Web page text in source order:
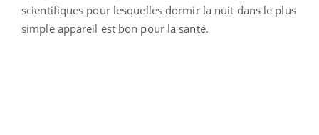
scientifiques pour lesquelles dormir la nuit dans le plus
simple appareil est bon pour la santé.